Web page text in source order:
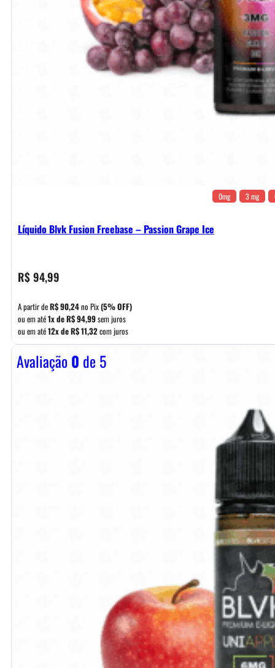
0mg 3 mg
Líquido Blvk Fusion Freebase – Passion Grape Ice
R$94,99
A partir deR$90,24no Pix(5% OFF)
ou em até1x deR$94,99sem juros
ou em até12x deR$11,32com juros
Avaliação0 de 5